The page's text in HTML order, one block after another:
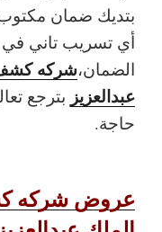
بتديك ضمان
أي تسريب تاني
الضمان،شركه كشف
عبدالعزيز بترجع
حاجة.
عروض شركه